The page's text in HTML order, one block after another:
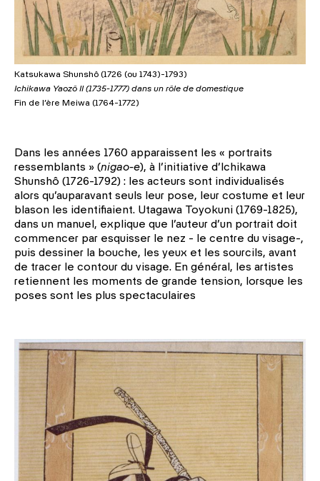
Katsukawa Shunshô (1726 (ou 1743)-1793)
Ichikawa Yaozô II (1735-1777) dans un rôle de domestique
Fin de l’ère Meiwa (1764-1772)
Dans les années 1760 apparaissent les « portraits
ressemblants » (nigao-e), à l’initiative d’Ichikawa
Shunshô (1726-1792) : les acteurs sont individualisés
alors qu’auparavant seuls leur pose, leur costume et leur
blason les identifiaient. Utagawa Toyokuni (1769-1825),
dans un manuel, explique que l’auteur d’un portrait doit
commencer par esquisser le nez - le centre du visage-,
puis dessiner la bouche, les yeux et les sourcils, avant
de tracer le contour du visage. En général, les artistes
retiennent les moments de grande tension, lorsque les
poses sont les plus spectaculaires